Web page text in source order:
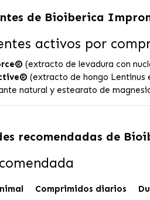
de Bioiberica
activos por
(extracto de levadura con
(extracto de hongo Lentinus
natural y estearato de
recomendadas de
Comprimidos diarios